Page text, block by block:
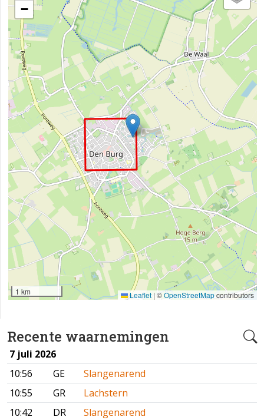
Recente waarnemingen
7 juli 2026
10:56
GE
Slangenarend
10:55
GR
Lachstern
10:42
DR
Slangenarend
−
1 km Leaflet | ©OpenStreetMapcontributors